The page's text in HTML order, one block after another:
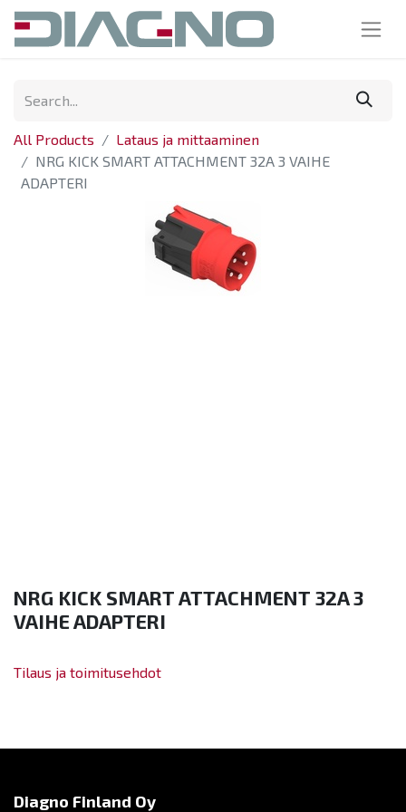
All Products
Lataus ja mittaaminen
NRG KICK SMART ATTACHMENT 32A 3 VAIHE
ADAPTERI
NRG KICK SMART ATTACHMENT 32A 3
VAIHE ADAPTERI
Tilaus ja toimitusehdot
Diagno Finland Oy